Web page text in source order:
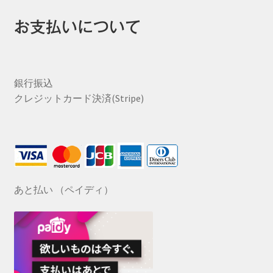
お支払いについて
銀行振込
クレジットカード決済(Stripe)
あと払い （ペイディ）